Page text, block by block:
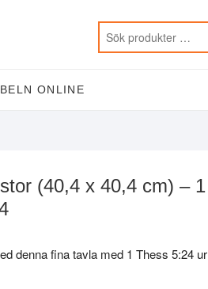
ONLINE
(40,4 x 40,4 cm) – 1
denna fina tavla med 1 Thess 5:24 ur